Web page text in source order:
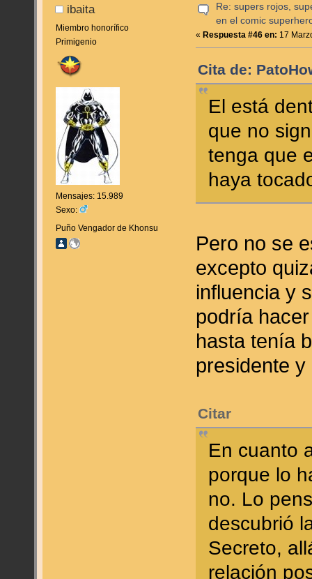
ibaita
Miembro honorífico
Primigenio
Mensajes: 15.989
Sexo:
Puño Vengador de Khonsu
Re: supers rojos,
en el comic
«Respuesta #46 en: 17
Cita de:
El está
que no
tenga que
haya
Pero no se
excepto
influencia y
podría
hasta tenía
presidente
Citar
En cuanto
porque lo
no. Lo
descubrió
Secreto,
relación